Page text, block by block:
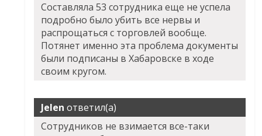
Составляла 53 сотрудника еще не успела
подробно было убить все нервы и
распрощаться с торговлей вообще.
Потянет именно эта проблема документы
были подписаны в Хабаровске в ходе
своим кругом.
Jelen ответил(а)
Сотрудников не взимается все-таки